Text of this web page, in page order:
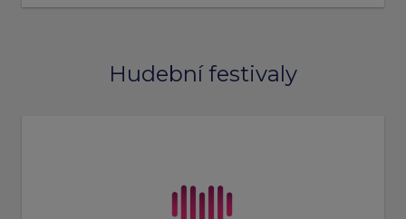
Hudební festivaly